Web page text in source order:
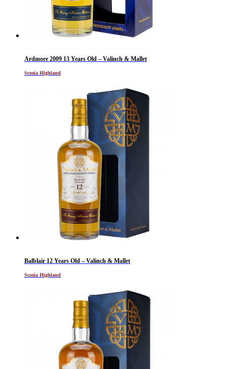
Ardmore 2009 13 Years Old – Valinch & Mallet
Scozia Highland
Balblair 12 Years Old – Valinch & Mallet
Scozia Highland